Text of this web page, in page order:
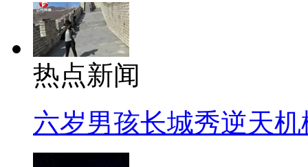
热点新闻
六岁男孩长城秀逆天机